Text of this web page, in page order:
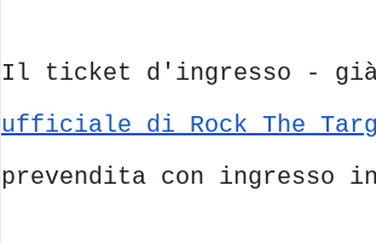
Il ticket d'ingresso -
ufficiale di Rock The
prevendita con